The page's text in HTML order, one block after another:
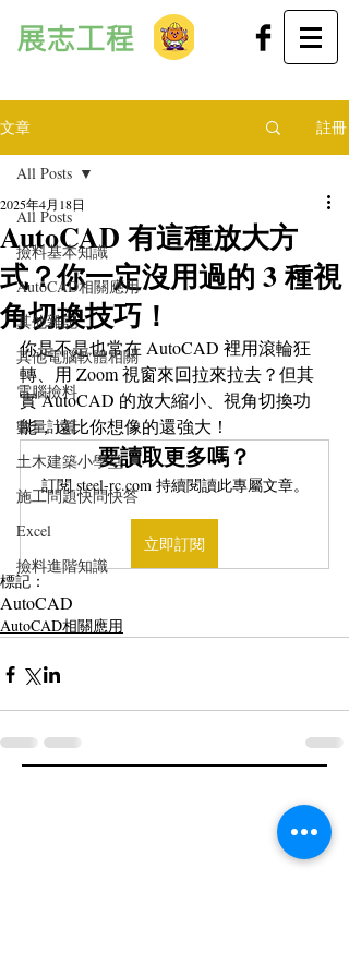
展志工程
文章 註冊
All Posts
撿料基本知識
AutoCAD相關應用
其他雜記
其他電腦軟體相關
電腦撿料
數量計算
土木建築小學堂
施工問題快問快答
Excel
撿料進階知識
All Posts
AutoCAD 有這種放大方
式？你一定沒用過的 3 種視
角切換技巧！
2025年4月18日
你是不是也常在 AutoCAD 裡用滾輪狂
轉、用 Zoom 視窗來回拉來拉去？但其
實 AutoCAD 的放大縮小、視角切換功
能，遠比你想像的還強大！
要讀取更多嗎？
訂閱 steel-rc.com 持續閱讀此專屬文章。
立即訂閱
標記：
AutoCAD
AutoCAD相關應用